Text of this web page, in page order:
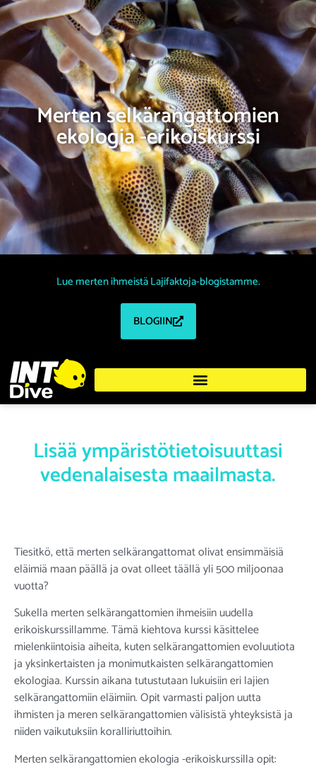
Merten selkärangattomien
ekologia -erikoiskurssi
Lue merten ihmeistä Lajifaktoja-blogistamme.
BLOGIIN
Lisää ympäristötietoisuuttasi
vedenalaisesta maailmasta.
Tiesitkö, että merten selkärangattomat olivat ensimmäisiä
eläimiä maan päällä ja ovat olleet täällä yli 500 miljoonaa
vuotta?
Sukella merten selkärangattomien ihmeisiin uudella
erikoiskurssillamme. Tämä kiehtova kurssi käsittelee
mielenkiintoisia aiheita, kuten selkärangattomien evoluutiota
ja yksinkertaisten ja monimutkaisten selkärangattomien
ekologiaa. Kurssin aikana tutustutaan lukuisiin eri lajien
selkärangattomiin eläimiin. Opit varmasti paljon uutta
ihmisten ja meren selkärangattomien välisistä yhteyksistä ja
niiden vaikutuksiin koralliriuttoihin.
Merten selkärangattomien ekologia -erikoiskurssilla opit: